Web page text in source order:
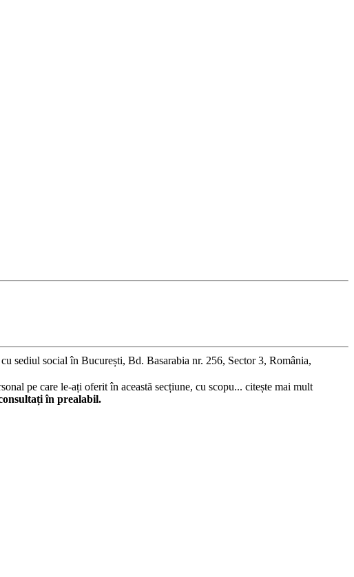
sediul social în București, Bd. Basarabia nr. 256, Sector 3, România,
pe care le-ați oferit în această secțiune, cu scopu... citește mai mult
în prealabil.